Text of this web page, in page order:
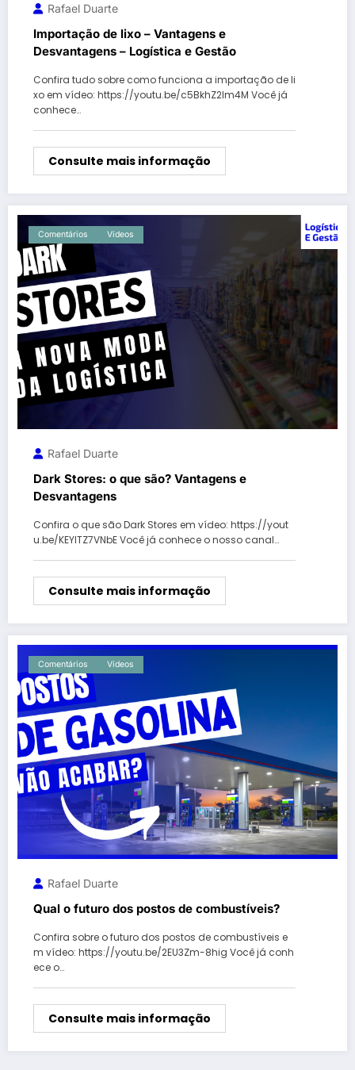
Rafael Duarte
Importação de lixo – Vantagens e
Desvantagens – Logística e Gestão
Confira tudo sobre como funciona a importação de li
xo em vídeo: https://youtu.be/c5BkhZ2Im4M Você já
conhece…
Consulte mais informação
Comentários Vídeos
Rafael Duarte
Dark Stores: o que são? Vantagens e
Desvantagens
Confira o que são Dark Stores em vídeo: https://yout
u.be/KEYlTZ7VNbE Você já conhece o nosso canal…
Consulte mais informação
Comentários Vídeos
Rafael Duarte
Qual o futuro dos postos de combustíveis?
Confira sobre o futuro dos postos de combustíveis e
m vídeo: https://youtu.be/2EU3Zm-8hig Você já conh
ece o…
Consulte mais informação